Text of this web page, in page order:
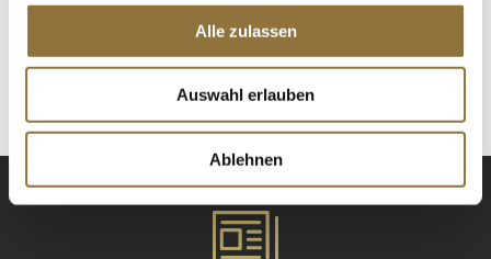
Alle zulassen
Auswahl erlauben
Ablehnen
€ 37,95